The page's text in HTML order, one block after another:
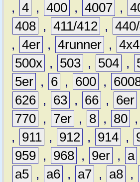
, 4 , 400 , 4007 ,
408 , 411/412 ,
, 4er , 4runner , 4x4
500x , 503 , 504 ,
5er , 6 , 600 ,
626 , 63 , 66 , 6er
770 , 7er , 8 , 80 ,
,
911 , 912 , 914 ,
959 , 968 , 9er , a
a5 , a6 , a7 , a8 ,